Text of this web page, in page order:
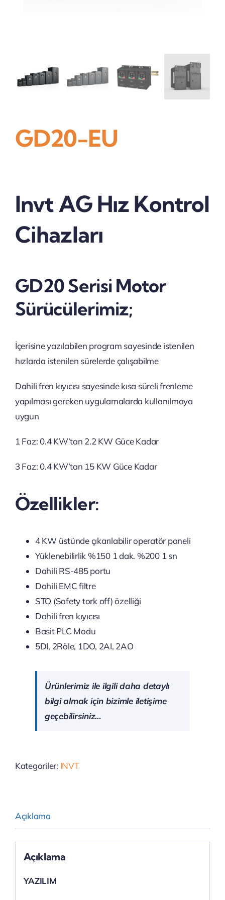
GD20-EU
Invt AG Hız Kontrol
Cihazları
GD20 Serisi Motor
Sürücülerimiz;
İçerisine yazılabilen program sayesinde istenilen
hızlarda istenilen sürelerde çalışabilme
Dahili fren kıyıcısı sayesinde kısa süreli frenleme
yapılması gereken uygulamalarda kullanılmaya
uygun
1 Faz: 0.4 KW’tan 2.2 KW Güce Kadar
3 Faz: 0.4 KW’tan 15 KW Güce Kadar
Özellikler:
4 KW üstünde çıkarılabilir operatör paneli
Yüklenebilirlik %150 1 dak. %200 1 sn
Dahili RS-485 portu
Dahili EMC filtre
STO (Safety tork off) özelliği
Dahili fren kıyıcısı
Basit PLC Modu
5DI, 2Röle, 1DO, 2AI, 2AO
Ürünlerimiz ile ilgili daha detaylı
bilgi almak için bizimle iletişime
geçebilirsiniz…
Kategoriler: INVT
Açıklama
Açıklama
YAZILIM